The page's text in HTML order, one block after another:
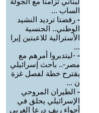
الساب ...
- رفضتا ترديد النشيد
الوطني.. الجنسية
الأسترالية للاعبتين إيرا
...
- -ليتدبروا أمرهم مع
مصر-.. باحث إسرائيلي
يقترح خطة لفصل غزة
ن ...
- الطيران المروحي
الإسرائيلي يحلق في
أجواء ريف درعا الغربي